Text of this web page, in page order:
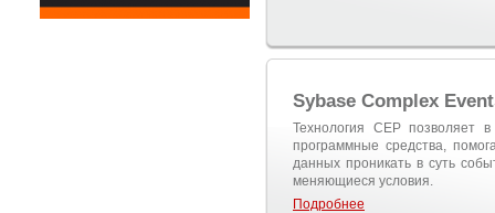
Sybase Complex
Технология CEP позволяет
программные средства,
данных проникать в суть
меняющиеся условия.
Подробнее